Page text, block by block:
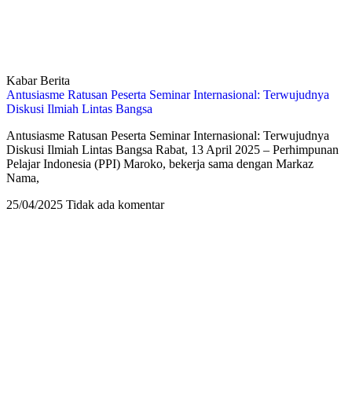
Kabar Berita
Antusiasme Ratusan Peserta Seminar Internasional: Terwujudnya
Diskusi Ilmiah Lintas Bangsa
Antusiasme Ratusan Peserta Seminar Internasional: Terwujudnya
Diskusi Ilmiah Lintas Bangsa Rabat, 13 April 2025 – Perhimpunan
Pelajar Indonesia (PPI) Maroko, bekerja sama dengan Markaz
Nama,
25/04/2025 Tidak ada komentar